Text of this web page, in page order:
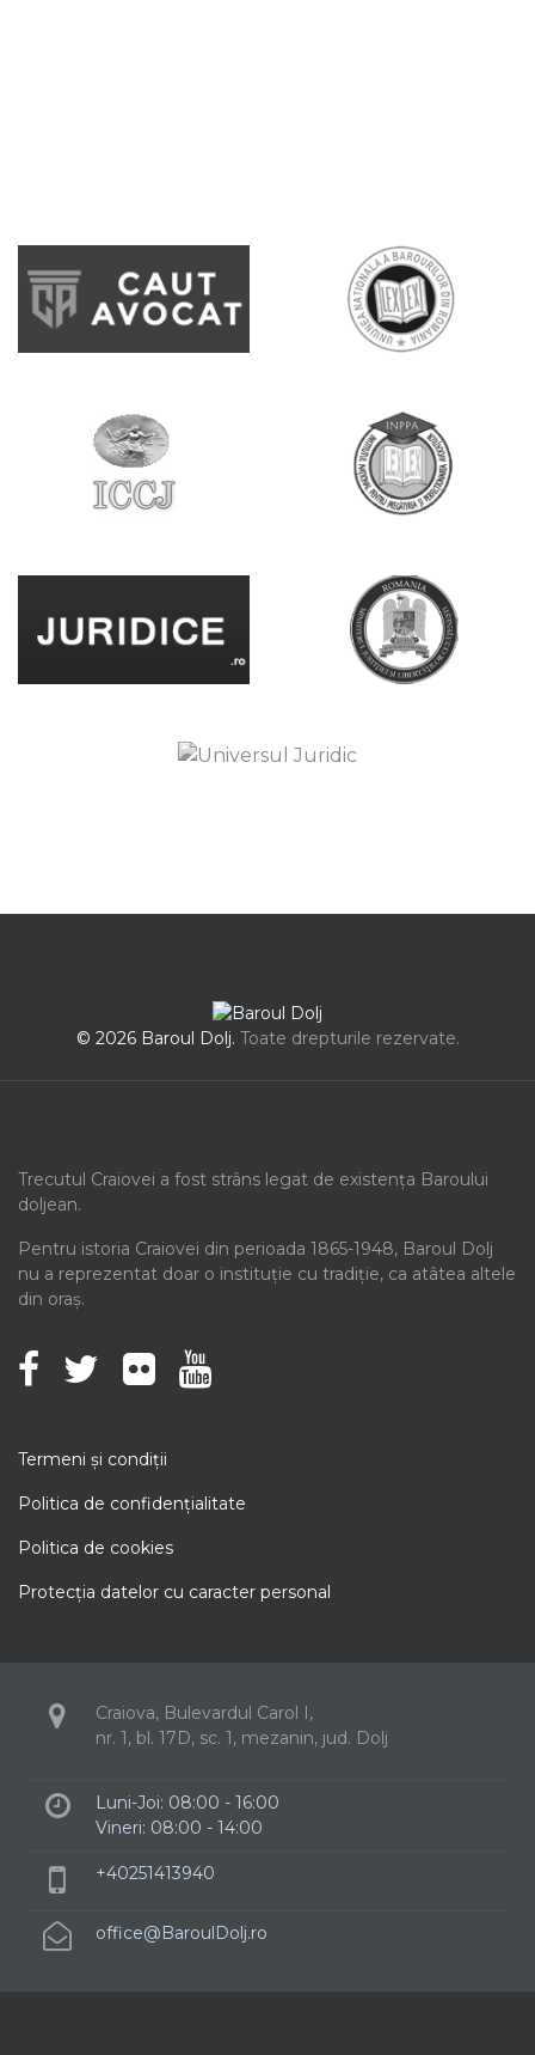
© 2026 Baroul Dolj. Toate drepturile rezervate.
Trecutul Craiovei a fost strâns legat de existența Baroului
doljean.
Pentru istoria Craiovei din perioada 1865-1948, Baroul Dolj
nu a reprezentat doar o instituție cu tradiție, ca atâtea altele
din oraș.
Termeni şi condiţii
Politica de confidenţialitate
Politica de cookies
Protecţia datelor cu caracter personal
Craiova, Bulevardul Carol I,
nr. 1, bl. 17D, sc. 1, mezanin, jud. Dolj
Luni-Joi: 08:00 - 16:00
Vineri: 08:00 - 14:00
+40251413940
office@BaroulDolj.ro